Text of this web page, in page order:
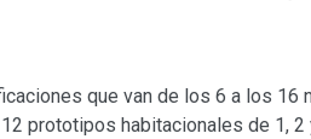
que van de los 6 a los 16
prototipos habitacionales de 1, 2